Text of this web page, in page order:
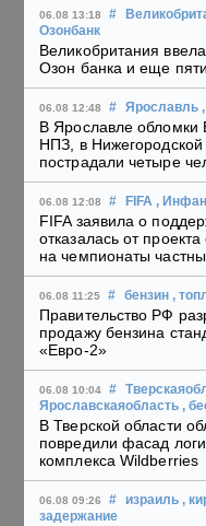
06.08 13:18 #
Озонбанк
Великобритания
Озон банка и еще
06.08 12:48 # Ярославль
В Ярославле
НПЗ, в Нижегородской
пострадали четыре
06.08 12:08 # FIFA ,
FIFA заявила о
отказалась от
на чемпионаты
06.08 11:25 # бензин ,
Правительство РФ
продажу бензина
«Евро-2»
06.08 10:04 #
Ярославскаяобласть ,
В Тверской области
повредили фасад
комплекса Wildberries
06.08 09:26 # израиль ,
задержание